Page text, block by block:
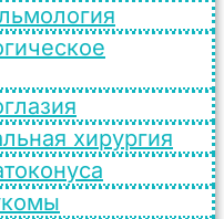
хирургия